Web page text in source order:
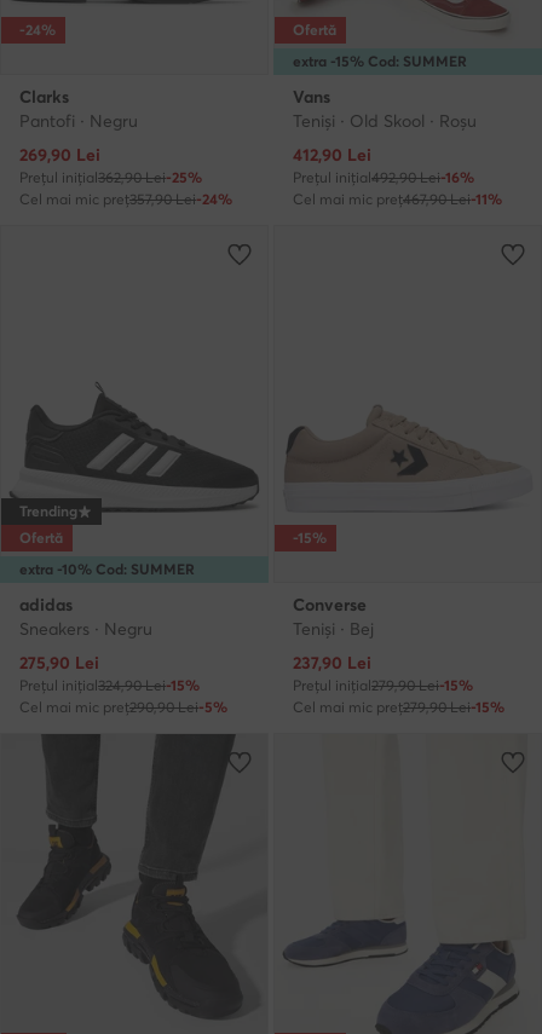
-24%
Clarks
Pantofi · Negru
Prețul actual
269,90 Lei
Prețul inițial362,90 Lei-25%
Cel mai mic preț357,90 Lei-24%
extra -15% Cod: SUMMER
Ofertă
Vans
Teniși · Old Skool · Roșu
Prețul actual
412,90 Lei
Prețul inițial492,90 Lei-16%
Cel mai mic preț467,90 Lei-11%
extra -10% Cod: SUMMER
Trending
Ofertă
adidas
Sneakers · Negru
Prețul actual
275,90 Lei
Prețul inițial324,90 Lei-15%
Cel mai mic preț290,90 Lei-5%
-15%
Converse
Teniși · Bej
Prețul actual
237,90 Lei
Prețul inițial279,90 Lei-15%
Cel mai mic preț279,90 Lei-15%